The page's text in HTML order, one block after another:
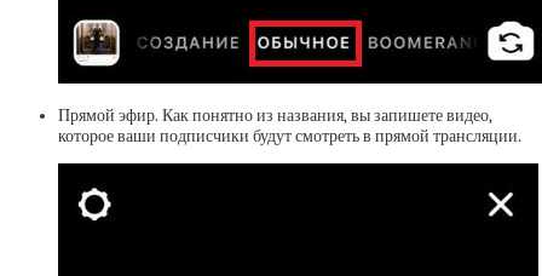
Прямой эфир. Как понятно из названия, вы запишете видео,
которое ваши подписчики будут смотреть в прямой трансляции.